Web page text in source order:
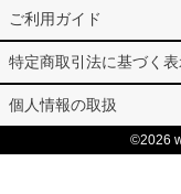
ご利用ガイド
特定商取引法に基づく
個人情報の取扱
©2026